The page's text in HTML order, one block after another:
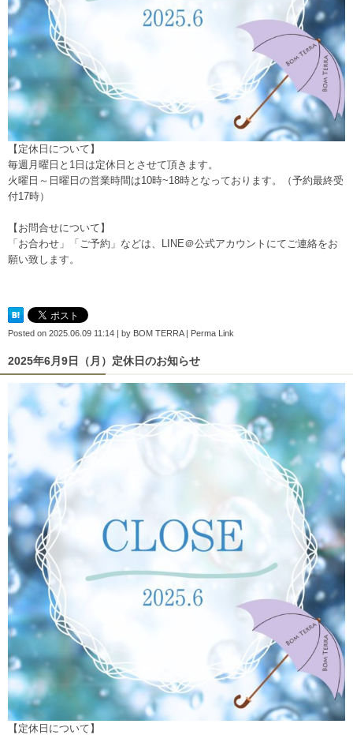
【定休日について】
毎週月曜日と1日は定休日とさせて頂きます。
火曜日～日曜日の営業時間は10時~18時となっております。（予約最終受
付17時）
【お問合せについて】
「お合わせ」「ご予約」などは、 LINE＠公式アカウント にてご連絡をお
願い致します。
Posted on 2025.06.09 11:14 | by BOM TERRA| Perma Link
2025年6月9日（月）定休日のお知らせ
【定休日について】